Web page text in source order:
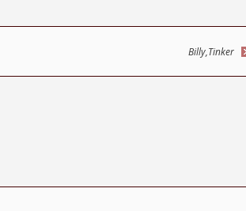
Billy,Tinker